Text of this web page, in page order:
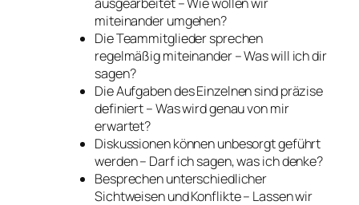
ausgearbeitet – Wie wollen wir
miteinander umgehen?
Die Teammitglieder sprechen
regelmäßig miteinander – Was will ich dir
sagen?
Die Aufgaben des Einzelnen sind präzise
definiert – Was wird genau von mir
erwartet?
Diskussionen können unbesorgt geführt
werden – Darf ich sagen, was ich denke?
Besprechen unterschiedlicher
Sichtweisen und Konflikte – Lassen wir